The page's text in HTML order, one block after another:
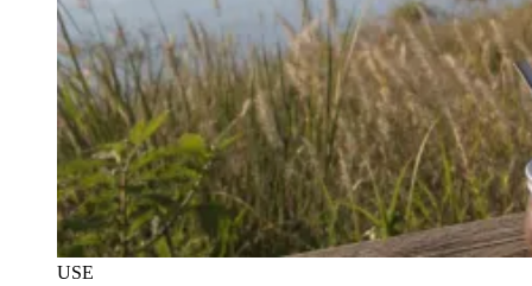
USE